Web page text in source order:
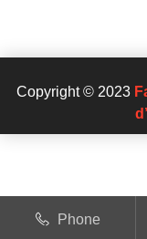
Copyright © 2023
Phone